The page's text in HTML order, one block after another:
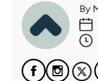
By